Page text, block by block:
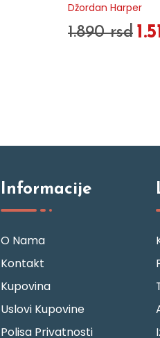
Džordan Harper
1.890 rsd
Informacije
O Nama
Kontakt
Kupovina
Uslovi Kupovine
Polisa Privatnosti